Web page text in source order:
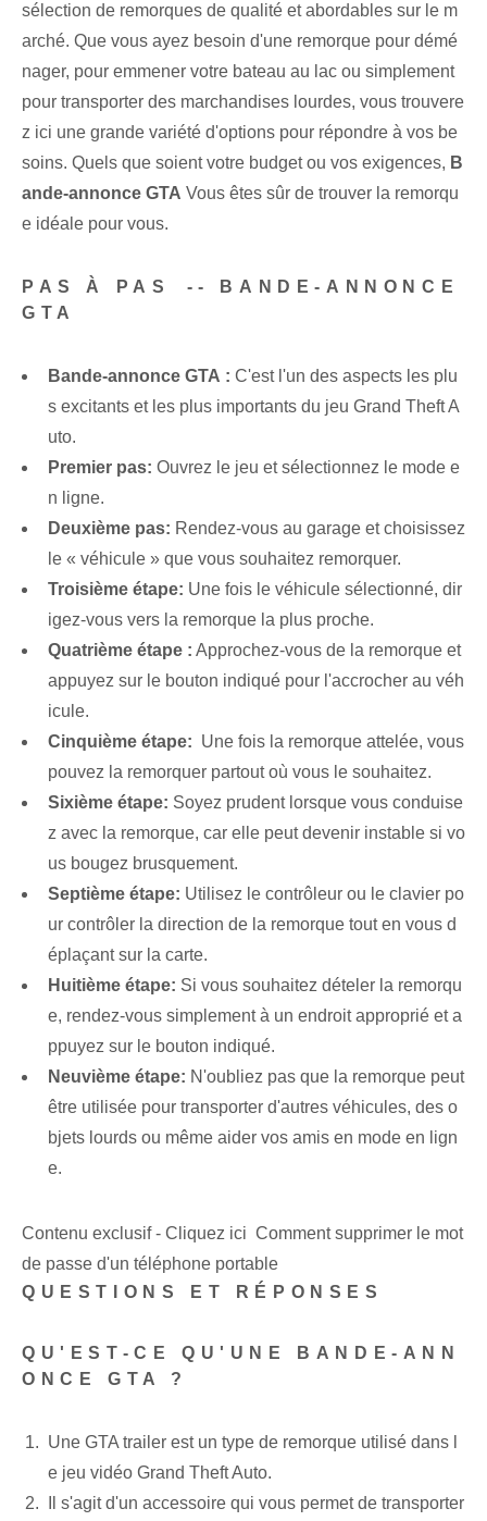
sélection de remorques de qualité et abordables sur le m
arché. Que vous ayez besoin d'une remorque pour démé
nager, pour emmener votre bateau au lac ou simplement
pour transporter des marchandises lourdes, vous trouvere
z ici une grande variété d'options pour répondre à vos be
soins. Quels que soient votre budget ou vos exigences, B
ande-annonce ⁢GTA Vous êtes sûr de trouver la remorqu
e idéale pour vous.
PAS À PAS⁣ -- BANDE-ANNONCE
GTA
⁤Bande-annonce GTA : C'est l'un des aspects les plu
s excitants et les plus importants du jeu Grand Theft A
uto.
Premier pas: Ouvrez le jeu et sélectionnez le mode e
n ligne.
Deuxième pas: Rendez-vous au garage et choisissez
le « véhicule » que vous souhaitez remorquer.
Troisième étape: Une fois le véhicule sélectionné, dir
igez-vous vers la remorque la plus proche.
Quatrième étape : Approchez-vous de la remorque et
appuyez sur le bouton indiqué pour l'accrocher au véh
icule.
Cinquième étape: ⁢ Une fois la remorque attelée, vous
pouvez la remorquer partout où vous le souhaitez.
Sixième étape: Soyez prudent lorsque vous conduise
z avec la remorque, car elle peut devenir instable si vo
us bougez brusquement.
Septième étape: Utilisez le contrôleur ou le clavier po
ur contrôler la direction de la remorque tout en vous d
éplaçant sur la carte.
Huitième étape: Si vous ‌souhaitez dételer la ‍remorqu
e, rendez-vous simplement à un endroit approprié et a
ppuyez sur le bouton indiqué⁢.
Neuvième étape: N'oubliez pas que la remorque peut
être utilisée pour transporter d'autres véhicules, des o
bjets lourds ou même aider vos amis en mode en lign
e.
Contenu exclusif - Cliquez ici Comment supprimer le mot
de passe d'un téléphone portable
QUESTIONS ET RÉPONSES
QU'EST-CE QU'UNE BANDE-ANN
ONCE GTA ?
Une ‌GTA trailer⁣ est un type de remorque utilisé dans l
e jeu vidéo Grand Theft Auto.
Il s'agit d'un accessoire qui vous permet de transporter